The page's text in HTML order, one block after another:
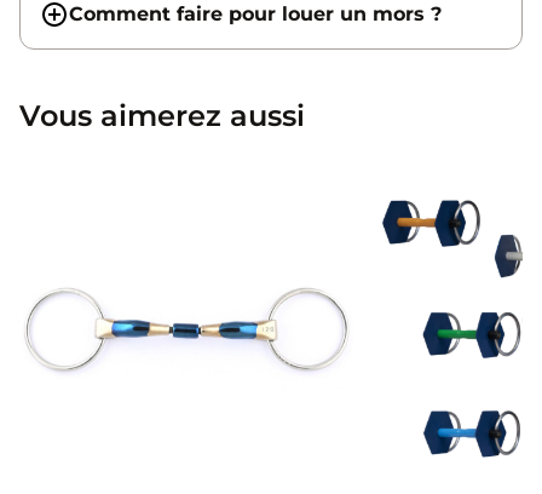
Comment faire pour louer un mors ?
Vous aimerez aussi